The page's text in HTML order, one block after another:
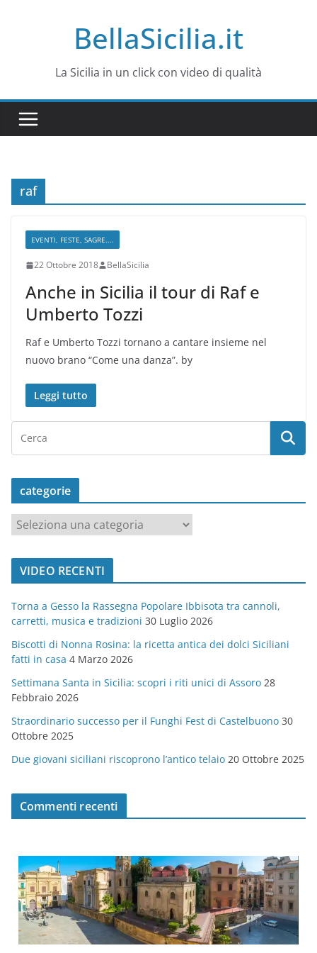
BellaSicilia.it
La Sicilia in un click con video di qualità
raf
EVENTI, FESTE, SAGRE....
22 Ottobre 2018 BellaSicilia
Anche in Sicilia il tour di Raf e
Umberto Tozzi
Raf e Umberto Tozzi tornano a cantare insieme nel
nuovo brano “Come una danza”. by
Leggi tutto
categorie
a
t
o
r
i
e
VIDEO RECENTI
Torna a Gesso la Rassegna Popolare Ibbisota tra cannoli,
carretti, musica e tradizioni 30 Luglio 2026
Biscotti di Nonna Rosina: la ricetta antica dei dolci Siciliani
fatti in casa 4 Marzo 2026
Settimana Santa in Sicilia: scopri i riti unici di Assoro 28
Febbraio 2026
Straordinario successo per il Funghi Fest di Castelbuono 30
Ottobre 2025
Due giovani siciliani riscoprono l’antico telaio 20 Ottobre 2025
Commenti recenti